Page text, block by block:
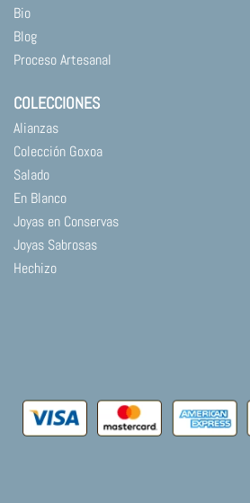
Bio
Blog
Proceso Artesanal
COLECCIONES
Alianzas
Colección Goxoa
Salado
En Blanco
Joyas en Conservas
Joyas Sabrosas
Hechizo